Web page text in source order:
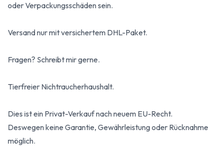
oder Verpackungsschäden sein.
Versand nur mit versichertem DHL-Paket.
Fragen? Schreibt mir gerne.
Tierfreier Nichtraucherhaushalt.
Dies ist ein Privat-Verkauf nach neuem EU-Recht.
Deswegen keine Garantie, Gewährleistung oder Rücknahme
möglich.